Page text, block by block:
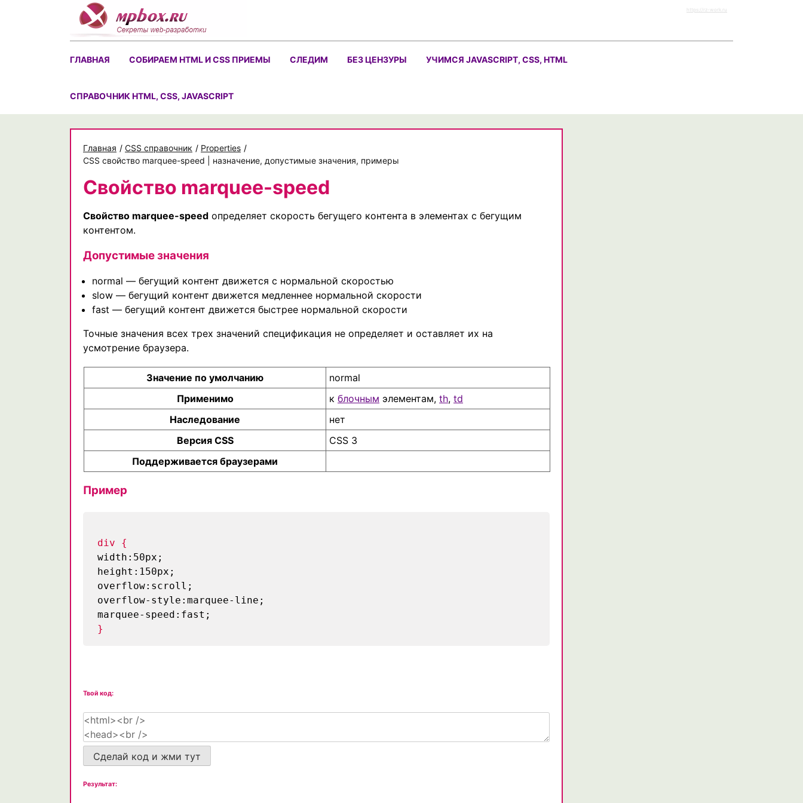
https://rz-work.ru
ГЛАВНАЯ СОБИРАЕМ HTML И CSS ПРИЕМЫ СЛЕДИМ БЕЗ ЦЕНЗУРЫ УЧИМСЯ JAVASCRIPT, CSS, HTML
CПРАВОЧНИК HTML, CSS, JAVASCRIPT
Главная / CSS справочник / Properties /
CSS свойство marquee-speed | назначение, допустимые значения, примеры
Свойство marquee-speed
Свойство marquee-speed определяет скорость бегущего контента в элементах с бегущим
контентом.
Допустимые значения
normal — бегущий контент движется с нормальной скоростью
slow — бегущий контент движется медленнее нормальной скорости
fast — бегущий контент движется быстрее нормальной скорости
Точные значения всех трех значений спецификация не определяет и оставляет их на
усмотрение браузера.
Значение по умолчанию
normal
Применимо
к блочным элементам, th, td
Наследование
нет
Версия CSS
CSS 3
Поддерживается браузерами
Пример
div {
width:50px;
height:150px;
overflow:scroll;
overflow-style:marquee-line;
marquee-speed:fast;
}
Твой код:
Сделай код и жми тут
Результат: